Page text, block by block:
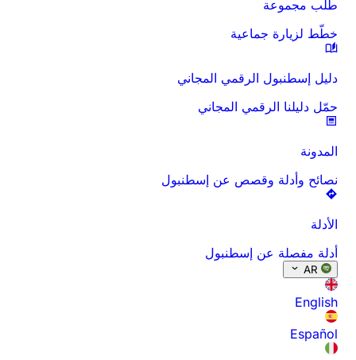
طلب مجموعة
خطّط لزيارة جماعية
دليل إسطنبول الرقمي المجاني
حمّل دليلنا الرقمي المجاني
المدونة
نصائح وأدلة وقصص عن إسطنبول
الأدلة
أدلة مفصلة عن إسطنبول
AR
English
Español